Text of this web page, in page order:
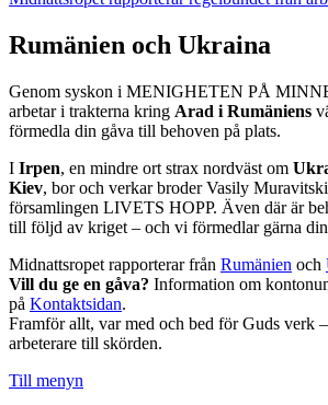
Rumänien och Ukraina
Genom syskon i MENIGHETEN PÅ
arbetar i trakterna kring Arad i Rumäniens
förmedla din gåva till behoven på plats.
I Irpen, en mindre ort strax nordväst om
Kiev, bor och verkar broder Vasily
församlingen LIVETS HOPP. Även där är
till följd av kriget – och vi förmedlar gärna
Midnattsropet rapporterar från Rumänien och
Vill du ge en gåva? Information om
på Kontaktsidan.
Framför allt, var med och bed för Guds verk
arbeterare till skörden.
Till menyn